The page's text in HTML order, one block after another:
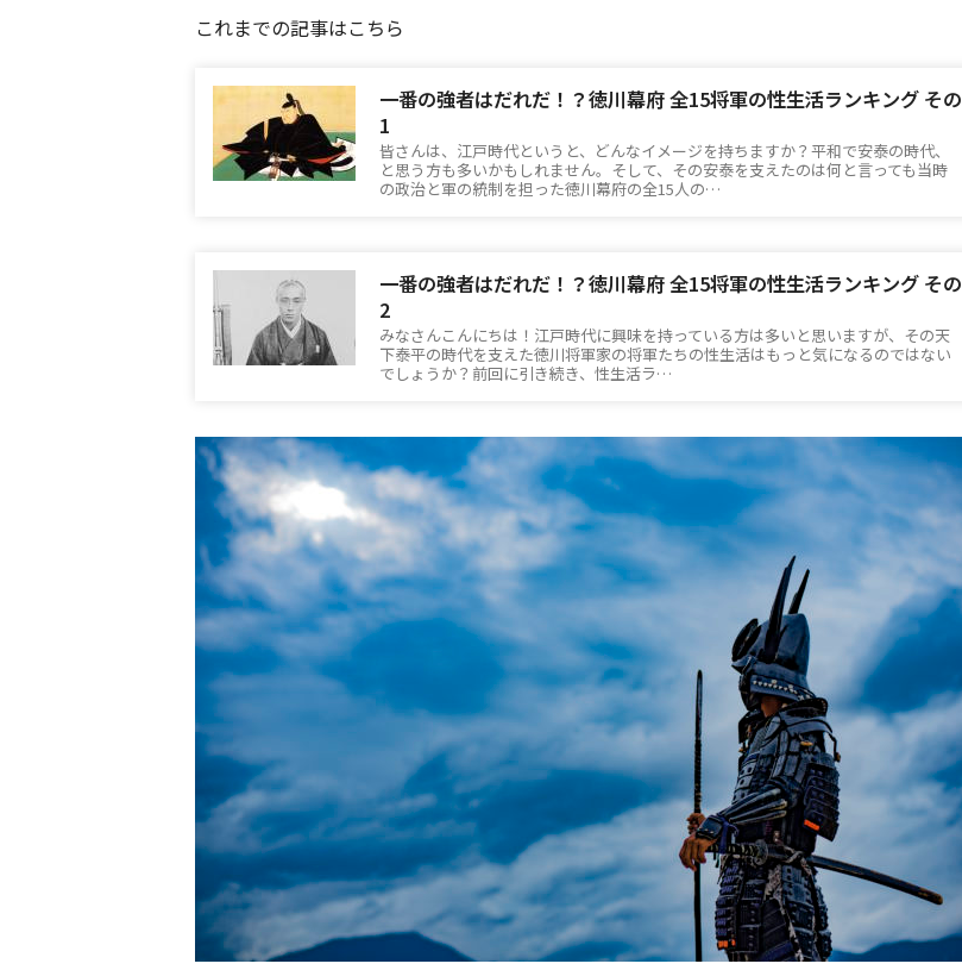
これまでの記事はこちら
一番の強者はだれだ！？徳川幕府 全15将軍の性生活ランキング その
1
皆さんは、江戸時代というと、どんなイメージを持ちますか？平和で安泰の時代、
と思う方も多いかもしれません。そして、その安泰を支えたのは何と言っても当時
の政治と軍の統制を担った徳川幕府の全15人の…
一番の強者はだれだ！？徳川幕府 全15将軍の性生活ランキング その
2
みなさんこんにちは！江戸時代に興味を持っている方は多いと思いますが、その天
下泰平の時代を支えた徳川将軍家の将軍たちの性生活はもっと気になるのではない
でしょうか？前回に引き続き、性生活ラ…